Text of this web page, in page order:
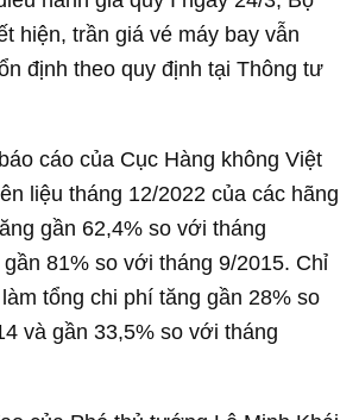
hiện, trần giá vé máy bay vẫn
định theo quy định tại Thông tư
cáo của Cục Hàng không Việt
liệu tháng 12/2022 của các hãng
gần 62,4% so với tháng
81% so với tháng 9/2015. Chỉ
tổng chi phí tăng gần 28% so
và gần 33,5% so với tháng